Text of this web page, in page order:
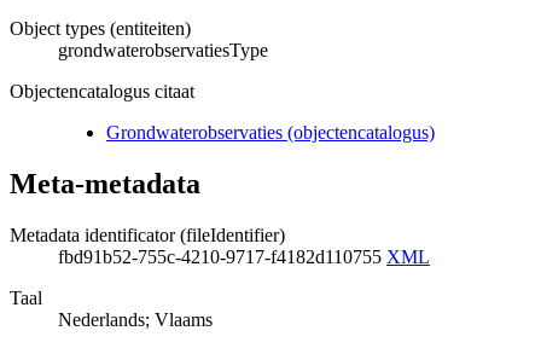
Object types (entiteiten)
grondwaterobservatiesType
Objectencatalogus citaat
Grondwaterobservaties (objectencatalogus)
Meta-metadata
Metadata identificator (fileIdentifier)
fbd91b52-755c-4210-9717-f4182d110755 XML
Taal
Nederlands; Vlaams